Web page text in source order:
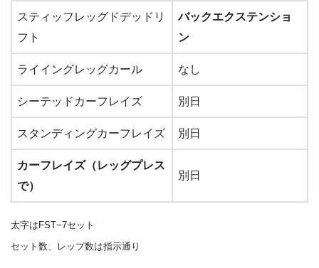
スティッフレッグドデッドリ
フト
バックエクステンショ
ン
ライイングレッグカール なし
シーテッドカーフレイズ 別日
スタンディングカーフレイズ 別日
カーフレイズ（レッグプレス
で）
別日
太字はFST−7セット
セット数、レップ数は指示通り